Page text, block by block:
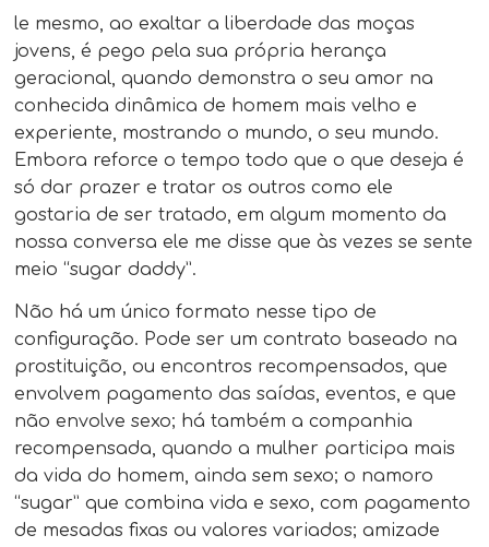
le mesmo, ao exaltar a liberdade das moças
jovens, é pego pela sua própria herança
geracional, quando demonstra o seu amor na
conhecida dinâmica de homem mais velho e
experiente, mostrando o mundo, o seu mundo.
Embora reforce o tempo todo que o que deseja é
só dar prazer e tratar os outros como ele
gostaria de ser tratado, em algum momento da
nossa conversa ele me disse que às vezes se sente
meio “sugar daddy”.
Não há um único formato nesse tipo de
configuração. Pode ser um contrato baseado na
prostituição, ou encontros recompensados, que
envolvem pagamento das saídas, eventos, e que
não envolve sexo; há também a companhia
recompensada, quando a mulher participa mais
da vida do homem, ainda sem sexo; o namoro
“sugar” que combina vida e sexo, com pagamento
de mesadas fixas ou valores variados; amizade